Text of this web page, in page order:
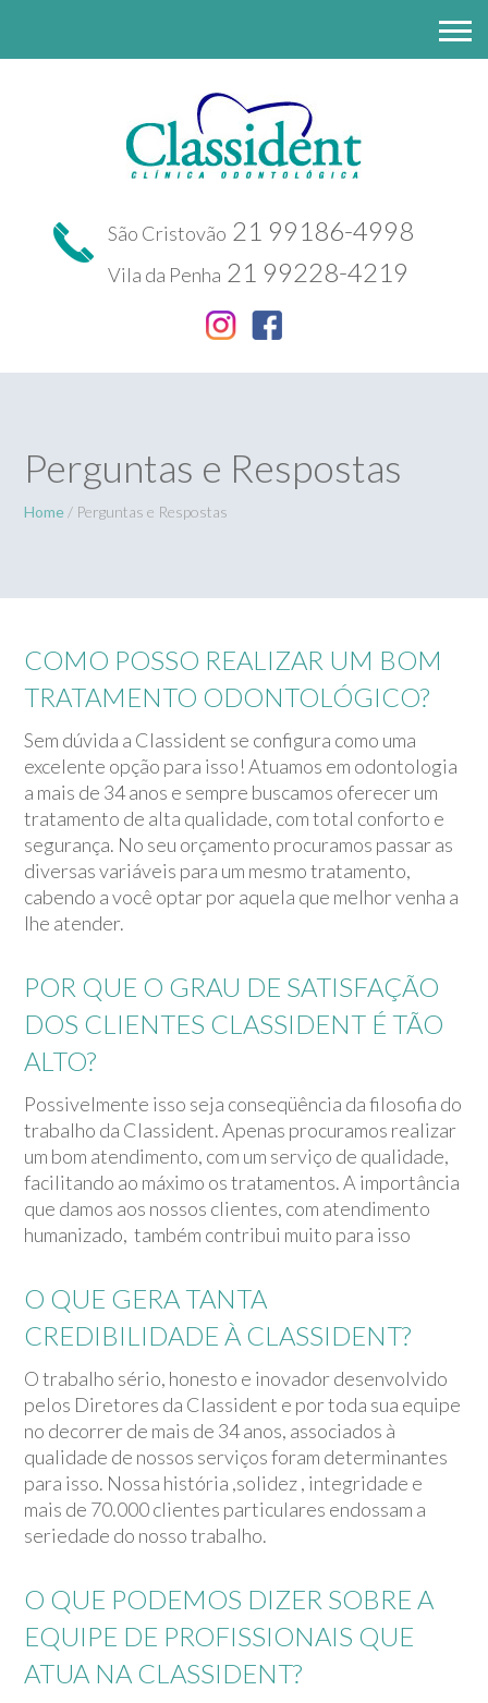
São Cristovão 21 99186-4998
Vila da Penha 21 99228-4219
Perguntas e Respostas
Home / Perguntas e Respostas
COMO POSSO REALIZAR UM BOM
TRATAMENTO ODONTOLÓGICO?
Sem dúvida a Classident se configura como uma
excelente opção para isso! Atuamos em odontologia
a mais de 34 anos e sempre buscamos oferecer um
tratamento de alta qualidade, com total conforto e
segurança. No seu orçamento procuramos passar as
diversas variáveis para um mesmo tratamento,
cabendo a você optar por aquela que melhor venha a
lhe atender.
POR QUE O GRAU DE SATISFAÇÃO
DOS CLIENTES CLASSIDENT É TÃO
ALTO?
Possivelmente isso seja conseqüência da filosofia do
trabalho da Classident. Apenas procuramos realizar
um bom atendimento, com um serviço de qualidade,
facilitando ao máximo os tratamentos. A importância
que damos aos nossos clientes, com atendimento
humanizado, também contribui muito para isso
O QUE GERA TANTA
CREDIBILIDADE À CLASSIDENT?
O trabalho sério, honesto e inovador desenvolvido
pelos Diretores da Classident e por toda sua equipe
no decorrer de mais de 34 anos, associados à
qualidade de nossos serviços foram determinantes
para isso. Nossa história ,solidez , integridade e
mais de 70.000 clientes particulares endossam a
seriedade do nosso trabalho.
O QUE PODEMOS DIZER SOBRE A
EQUIPE DE PROFISSIONAIS QUE
ATUA NA CLASSIDENT?